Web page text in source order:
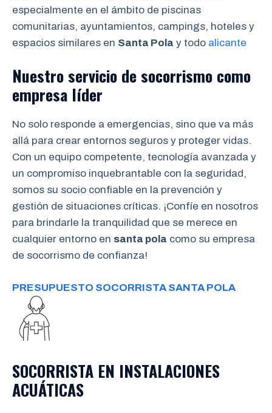
especialmente en el ámbito de piscinas
comunitarias, ayuntamientos, campings, hoteles y
espacios similares en Santa Pola y todo alicante
Nuestro servicio de socorrismo como
empresa líder
No solo responde a emergencias, sino que va más
allá para crear entornos seguros y proteger vidas.
Con un equipo competente, tecnología avanzada y
un compromiso inquebrantable con la seguridad,
somos su socio confiable en la prevención y
gestión de situaciones críticas. ¡Confíe en nosotros
para brindarle la tranquilidad que se merece en
cualquier entorno en santa pola como su empresa
de socorrismo de confianza!
PRESUPUESTO SOCORRISTA SANTA POLA
SOCORRISTA EN INSTALACIONES
ACUÁTICAS